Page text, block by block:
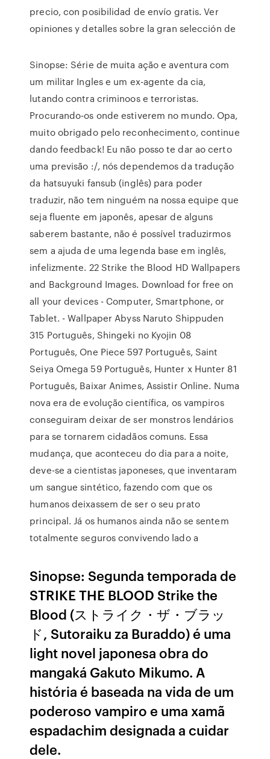
precio, con posibilidad de envío gratis. Ver
opiniones y detalles sobre la gran selección de
Sinopse: Série de muita ação e aventura com
um militar Ingles e um ex-agente da cia,
lutando contra criminoos e terroristas.
Procurando-os onde estiverem no mundo. Opa,
muito obrigado pelo reconhecimento, continue
dando feedback! Eu não posso te dar ao certo
uma previsão :/, nós dependemos da tradução
da hatsuyuki fansub (inglês) para poder
traduzir, não tem ninguém na nossa equipe que
seja fluente em japonês, apesar de alguns
saberem bastante, não é possível traduzirmos
sem a ajuda de uma legenda base em inglês,
infelizmente. 22 Strike the Blood HD Wallpapers
and Background Images. Download for free on
all your devices - Computer, Smartphone, or
Tablet. - Wallpaper Abyss Naruto Shippuden
315 Português, Shingeki no Kyojin 08
Português, One Piece 597 Português, Saint
Seiya Omega 59 Português, Hunter x Hunter 81
Português, Baixar Animes, Assistir Online. Numa
nova era de evolução científica, os vampiros
conseguiram deixar de ser monstros lendários
para se tornarem cidadãos comuns. Essa
mudança, que aconteceu do dia para a noite,
deve-se a cientistas japoneses, que inventaram
um sangue sintético, fazendo com que os
humanos deixassem de ser o seu prato
principal. Já os humanos ainda não se sentem
totalmente seguros convivendo lado a
Sinopse: Segunda temporada de
STRIKE THE BLOOD Strike the
Blood (ストライク・ザ・ブラッ
ド, Sutoraiku za Buraddo) é uma
light novel japonesa obra do
mangaká Gakuto Mikumo. A
história é baseada na vida de um
poderoso vampiro e uma xamã
espadachim designada a cuidar
dele.